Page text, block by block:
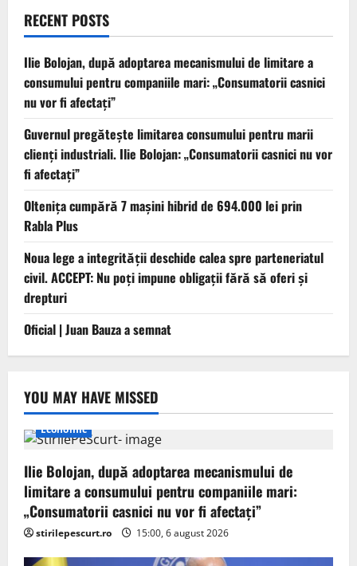
RECENT POSTS
Ilie Bolojan, după adoptarea mecanismului de limitare a
consumului pentru companiile mari: „Consumatorii casnici
nu vor fi afectați”
Guvernul pregătește limitarea consumului pentru marii
clienți industriali. Ilie Bolojan: „Consumatorii casnici nu vor
fi afectați”
Oltenița cumpără 7 mașini hibrid de 694.000 lei prin
Rabla Plus
Noua lege a integrității deschide calea spre parteneriatul
civil. ACCEPT: Nu poți impune obligații fără să oferi și
drepturi
Oficial | Juan Bauza a semnat
YOU MAY HAVE MISSED
Economic
Ilie Bolojan, după adoptarea mecanismului de
limitare a consumului pentru companiile mari:
„Consumatorii casnici nu vor fi afectați”
stirilepescurt.ro 15:00, 6 august 2026